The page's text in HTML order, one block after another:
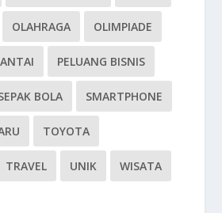
OLAHRAGA OLIMPIADE
PELUANG BISNIS
BOLA SMARTPHONE
TOYOTA
TRAVEL UNIK WISATA